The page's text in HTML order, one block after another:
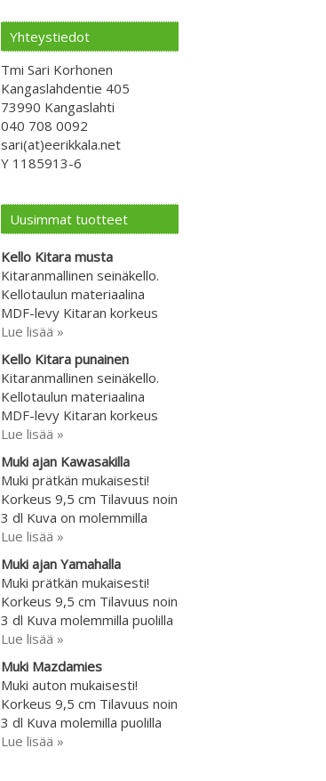
Yhteystiedot
Tmi Sari Korhonen
Kangaslahdentie 405
73990 Kangaslahti
040 708 0092
sari(at)eerikkala.net
Y 1185913-6
Uusimmat tuotteet
Kello Kitara musta
Kitaranmallinen seinäkello.
Kellotaulun materiaalina
MDF-levy Kitaran korkeus
Lue lisää »
Kello Kitara punainen
Kitaranmallinen seinäkello.
Kellotaulun materiaalina
MDF-levy Kitaran korkeus
Lue lisää »
Muki ajan Kawasakilla
Muki prätkän mukaisesti!
Korkeus 9,5 cm Tilavuus noin
3 dl Kuva on molemmilla
Lue lisää »
Muki ajan Yamahalla
Muki prätkän mukaisesti!
Korkeus 9,5 cm Tilavuus noin
3 dl Kuva molemmilla puolilla
Lue lisää »
Muki Mazdamies
Muki auton mukaisesti!
Korkeus 9,5 cm Tilavuus noin
3 dl Kuva molemilla puolilla
Lue lisää »